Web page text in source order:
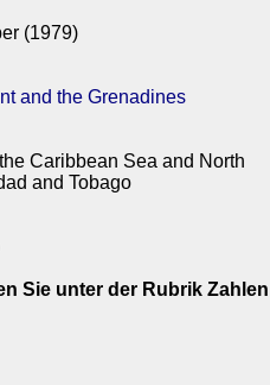
(1979)
and the Grenadines
Caribbean Sea and North
and Tobago
Sie unter der Rubrik Zahlen